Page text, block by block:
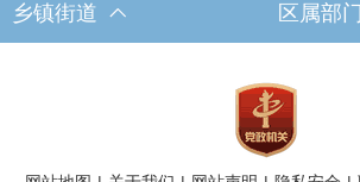
乡镇街道 区属部门